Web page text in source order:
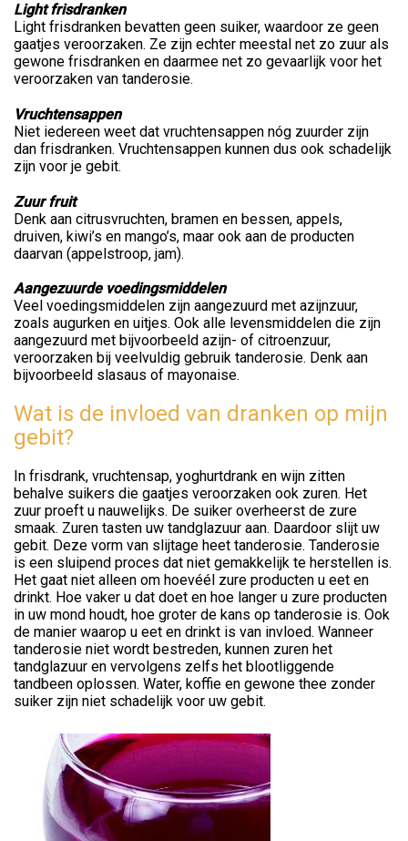
Light frisdranken
Light frisdranken bevatten geen suiker, waardoor ze geen
gaatjes veroorzaken. Ze zijn echter meestal net zo zuur als
gewone frisdranken en daarmee net zo gevaarlijk voor het
veroorzaken van tanderosie.
Vruchtensappen
Niet iedereen weet dat vruchtensappen nóg zuurder zijn
dan frisdranken. Vruchtensappen kunnen dus ook schadelijk
zijn voor je gebit.
Zuur fruit
Denk aan citrusvruchten, bramen en bessen, appels,
druiven, kiwi’s en mango’s, maar ook aan de producten
daarvan (appelstroop, jam).
Aangezuurde voedingsmiddelen
Veel voedingsmiddelen zijn aangezuurd met azijnzuur,
zoals augurken en uitjes. Ook alle levensmiddelen die zijn
aangezuurd met bijvoorbeeld azijn- of citroenzuur,
veroorzaken bij veelvuldig gebruik tanderosie. Denk aan
bijvoorbeeld slasaus of mayonaise.
Wat is de invloed van dranken op mijn
gebit?
In frisdrank, vruchtensap, yoghurtdrank en wijn zitten
behalve suikers die gaatjes veroorzaken ook zuren. Het
zuur proeft u nauwelijks. De suiker overheerst de zure
smaak. Zuren tasten uw tandglazuur aan. Daardoor slijt uw
gebit. Deze vorm van slijtage heet tanderosie. Tanderosie
is een sluipend proces dat niet gemakkelijk te herstellen is.
Het gaat niet alleen om hoevéél zure producten u eet en
drinkt. Hoe vaker u dat doet en hoe langer u zure producten
in uw mond houdt, hoe groter de kans op tanderosie is. Ook
de manier waarop u eet en drinkt is van invloed. Wanneer
tanderosie niet wordt bestreden, kunnen zuren het
tandglazuur en vervolgens zelfs het blootliggende
tandbeen oplossen. Water, koffie en gewone thee zonder
suiker zijn niet schadelijk voor uw gebit.